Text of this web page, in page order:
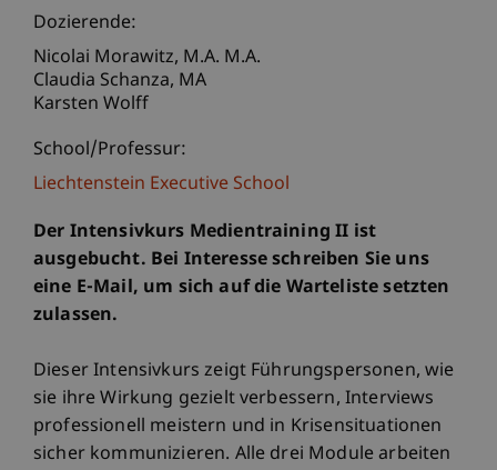
Dozierende:
Nicolai Morawitz M.A. M.A.
Claudia Schanza MA
Karsten Wolff
School/Professur:
Liechtenstein Executive School
Der Intensivkurs Medientraining II ist
ausgebucht. Bei Interesse schreiben Sie uns
eine E-Mail, um sich auf die Warteliste setzten
zulassen.
Dieser Intensivkurs zeigt Führungspersonen, wie
sie ihre Wirkung gezielt verbessern, Interviews
professionell meistern und in Krisensituationen
sicher kommunizieren. Alle drei Module arbeiten